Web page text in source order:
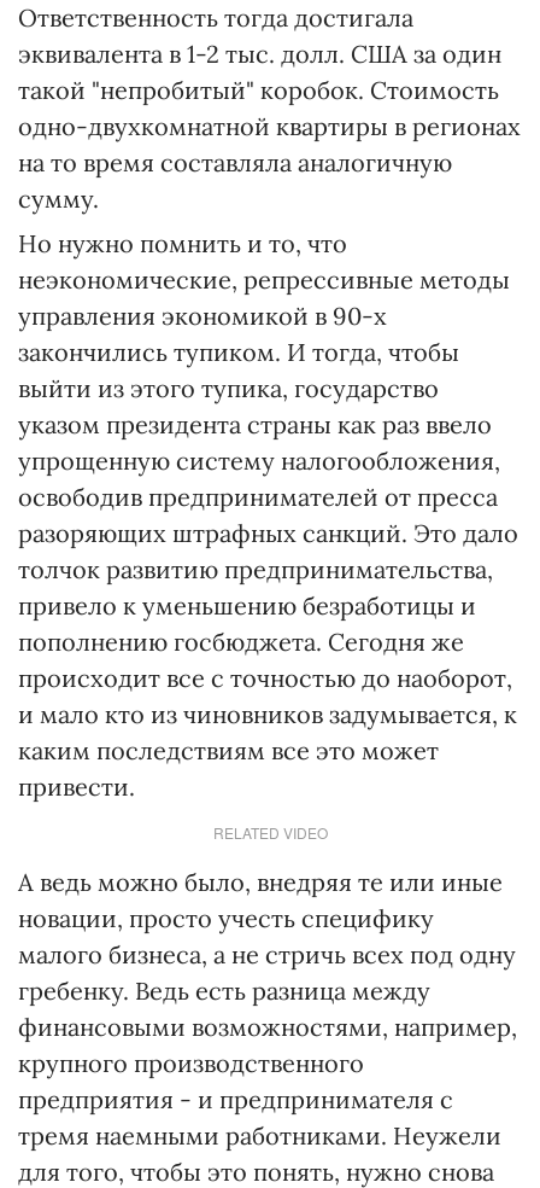
Ответственность тогда достигала
эквивалента в 1-2 тыс. долл. США за один
такой "непробитый" коробок. Стоимость
одно-двухкомнатной квартиры в регионах
на то время составляла аналогичную
сумму.
Но нужно помнить и то, что
неэкономические, репрессивные методы
управления экономикой в 90-х
закончились тупиком. И тогда, чтобы
выйти из этого тупика, государство
указом президента страны как раз ввело
упрощенную систему налогообложения,
освободив предпринимателей от пресса
разоряющих штрафных санкций. Это дало
толчок развитию предпринимательства,
привело к уменьшению безработицы и
пополнению госбюджета. Сегодня же
происходит все с точностью до наоборот,
и мало кто из чиновников задумывается, к
каким последствиям все это может
привести.
RELATED VIDEO
А ведь можно было, внедряя те или иные
новации, просто учесть специфику
малого бизнеса, а не стричь всех под одну
гребенку. Ведь есть разница между
финансовыми возможностями, например,
крупного производственного
предприятия - и предпринимателя с
тремя наемными работниками. Неужели
для того, чтобы это понять, нужно снова